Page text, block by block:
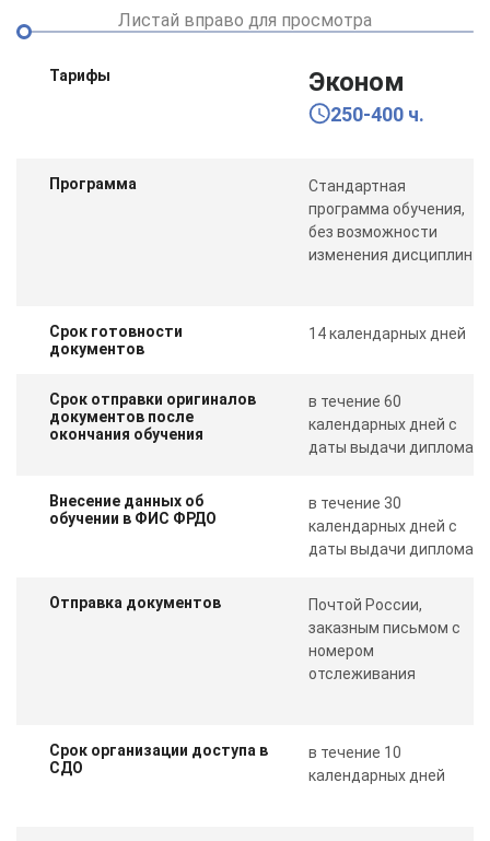
Листай вправо для просмотра
Тарифы Эконом
250-400 ч.
Программа
Стандартная
программа обучения,
без возможности
изменения дисциплин
Срок готовности
документов
14 календарных дней
Срок отправки оригиналов
документов после
окончания обучения
в течение 60
календарных дней с
даты выдачи диплома
Внесение данных об
обучении в ФИС ФРДО
в течение 30
календарных дней с
даты выдачи диплома
Отправка документов
Почтой России,
заказным письмом с
номером
отслеживания
Срок организации доступа в
СДО
в течение 10
календарных дней